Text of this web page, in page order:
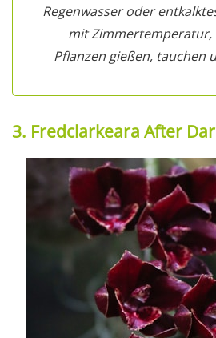
Regenwasser oder
mit Zimmertemperatur,
Pflanzen gießen, tauchen
3. Fredclarkeara After